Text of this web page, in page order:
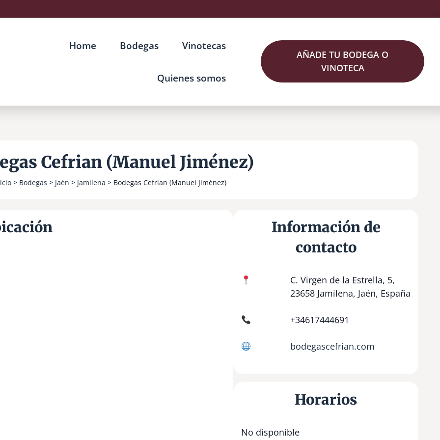
Home Bodegas Vinotecas
Quienes somos
AÑADE TU BODEGA O
VINOTECA
Cefrian (Manuel Jiménez)
> Bodegas > Jaén > Jamilena > Bodegas Cefrian (Manuel Jiménez)
Información de
contacto
C. Virgen de la Estrella, 5,
23658 Jamilena, Jaén, España
+34617444691
bodegascefrian.com
Horarios
No disponible